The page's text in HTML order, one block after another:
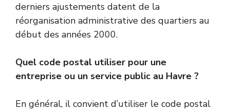
derniers ajustements datent de la
réorganisation administrative des quartiers au
début des années 2000.
Quel code postal utiliser pour une
entreprise ou un service public au Havre ?
En général, il convient d’utiliser le code postal